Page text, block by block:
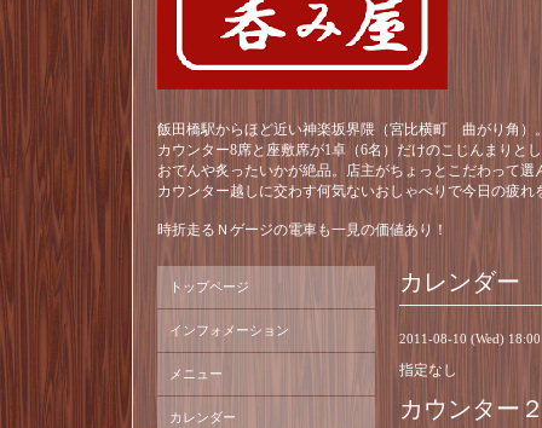
飯田橋駅からほど近い神楽坂界隈（宮比横町 曲がり角）
カウンター8席と座敷席が1卓（6名）だけのこじんまりと
おでんや炙ったいかが絶品。店主がちょっとこだわって
カウンター越しに交わす何気ないおしゃべりで今日の疲れ
時折走るＮゲージの電車も一見の価値あり！
カレンダー
2011-08-10 (Wed)
指定なし
カウンター
トップページ
インフォメーション
メニュー
カレンダー